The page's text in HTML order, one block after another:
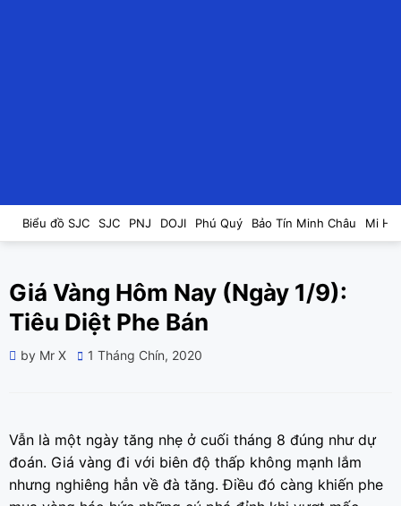
Biểu đồ SJC SJC PNJ DOJI Phú Quý Bảo Tín Minh Châu Mi
Giá Vàng Hôm Nay (Ngày 1/9):
Tiêu Diệt Phe Bán
by Mr X
Posted
1 Tháng Chín, 2020
Vẫn là một ngày tăng nhẹ ở cuối tháng 8 đúng như dự
đoán. Giá vàng đi với biên độ thấp không mạnh lắm
nhưng nghiêng hẳn về đà tăng. Điều đó càng khiến phe